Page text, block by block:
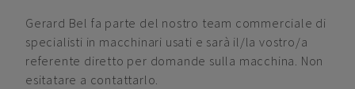
Gerard Bel fa parte del nostro team commerciale di
specialisti in macchinari usati e sarà il/la vostro/a
referente diretto per domande sulla macchina. Non
esitatare a contattarlo.